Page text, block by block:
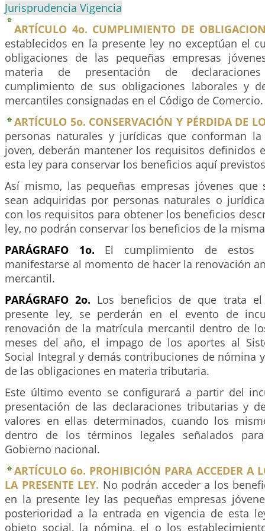
Jurisprudencia Vigencia
ARTÍCULO 4o. CUMPLIMIENTO DE
establecidos en la presente ley no exceptúan el
obligaciones de las pequeñas empresas
materia de presentación de
cumplimiento de sus obligaciones laborales y
mercantiles consignadas en el Código de Comercio.
ARTÍCULO 5o. CONSERVACIÓN Y PÉRDIDA DE
personas naturales y jurídicas que conforman la
joven, deberán mantener los requisitos definidos
esta ley para conservar los beneficios aquí
Así mismo, las pequeñas empresas jóvenes que
sean adquiridas por personas naturales o
con los requisitos para obtener los beneficios
ley, no podrán conservar los beneficios de la
PARÁGRAFO 1o. El cumplimiento de estos
manifestarse al momento de hacer la renovación
mercantil.
PARÁGRAFO 2o. Los beneficios de que trata
presente ley, se perderán en el evento de
renovación de la matrícula mercantil dentro de
meses del año, el impago de los aportes al
Social Integral y demás contribuciones de nómina
de las obligaciones en materia tributaria.
Este último evento se configurará a partir del
presentación de las declaraciones tributarias y
valores en ellas determinados, cuando los
dentro de los términos legales señalados
Gobierno nacional.
ARTÍCULO 6o. PROHIBICIÓN PARA ACCEDER A
LA PRESENTE LEY. No podrán acceder a los
en la presente ley las pequeñas empresas
posterioridad a la entrada en vigencia de esta
objeto social, la nómina, el o los